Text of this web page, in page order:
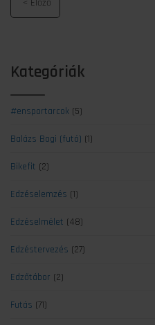
Kategóriák
#ensportarcok (5)
Balázs Bogi (futó) (1)
Bikefit (2)
Edzéselemzés (1)
Edzéselmélet (48)
Edzéstervezés (27)
Edzőtábor (2)
Futás (71)